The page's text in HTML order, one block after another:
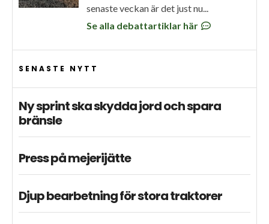
senaste veckan är det just nu...
Se alla debattartiklar här
SENASTE NYTT
Ny sprint ska skydda jord och spara
bränsle
Press på mejerijätte
Djup bearbetning för stora traktorer